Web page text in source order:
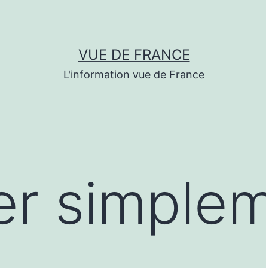
VUE DE FRANCE
L'information vue de France